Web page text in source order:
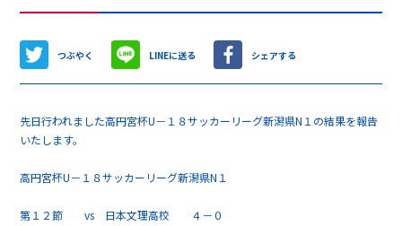
つぶやく LINEに送る シェアする
先日行われました高円宮杯U－１８サッカーリーグ新潟県N１の結果を報告
いたします。
高円宮杯U－１８サッカーリーグ新潟県N１
第１２節 vs 日本文理高校 ４－０